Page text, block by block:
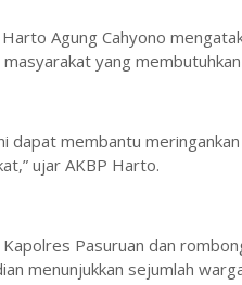
Agung Cahyono
yang
dapat membantu
ujar AKBP Harto.
Pasuruan dan
menunjukkan sejumlah